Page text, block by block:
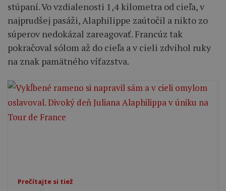
stúpaní. Vo vzdialenosti 1,4 kilometra od cieľa, v
najprudšej pasáži, Alaphilippe zaútočil a nikto zo
súperov nedokázal zareagovať. Francúz tak
pokračoval sólom až do cieľa a v cieli zdvihol ruky
na znak pamätného víťazstva.
Prečítajte si tiež